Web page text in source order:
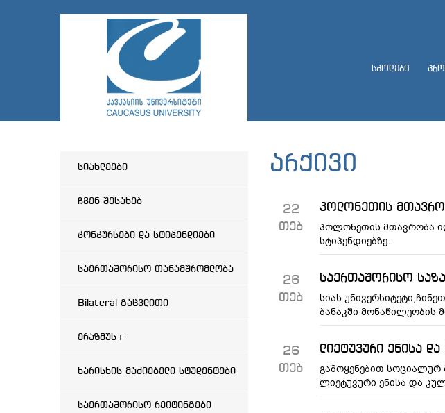
სკოლები
სიახლეები
ჩვენ შესახებ
კონკურსები და სტიპენდიები
საერთაშორისო თანამშრომლობა
Bilateral გაცვლითი
ერაზმუს+
ხარისხის მაძიებელი სტუდენტები
საერთაშორისო რეიტინგები
არქივი
22
თებ
პოლონეთის
პოლონეთის მთავრობა
სტიპენდიებზე.
26
თებ
საერთაშორისო
სიას
ბანაკში მონაწილეობის
26
თებ
ლიეტუვური ენისა
გამოყენებით სოციალურ
ლიეტუვური ენისა და